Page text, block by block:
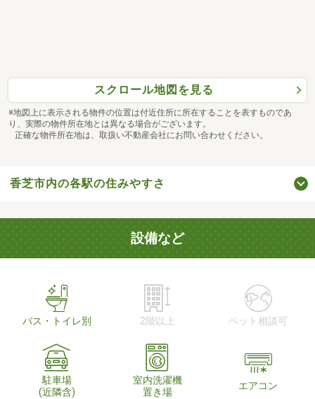
スクロール地図を見る
※地図上に表示される物件の位置は付近住所に所在することを表すものであ
り、実際の物件所在地とは異なる場合がございます。
正確な物件所在地は、取扱い不動産会社にお問い合わせください。
香芝市内の各駅の住みやすさ
設備など
バス・トイレ別 2階以上 ペット相談可
駐車場
(近隣含)
室内洗濯機
置き場
エアコン